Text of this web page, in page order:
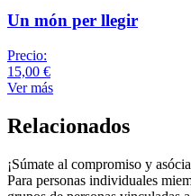
Un món per llegir
Precio:
15,00 €
Ver más
Relacionados
¡Súmate al compromiso y
Para personas individuales